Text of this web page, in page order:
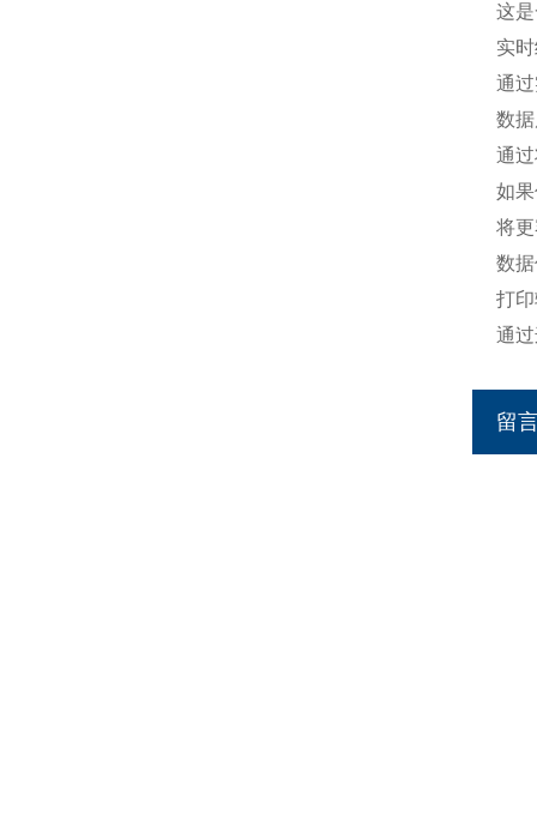
这
实
通
数
通
如
将
数
打
通
留